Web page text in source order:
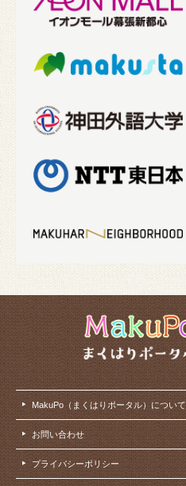
MakuPo（まくはりポータル）について
お問い合わせ
プライバシーポリシー